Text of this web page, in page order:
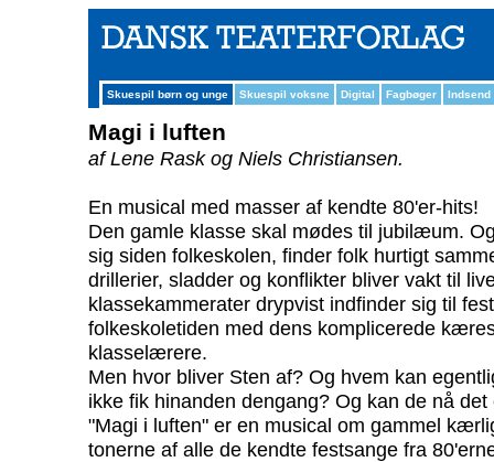
Skuespil børn og unge Skuespil voksne Digital Fagbøger Indsend
Magi i luften
af Lene Rask og Niels Christiansen.
En musical med masser af kendte 80'er-hits!
Den gamle klasse skal mødes til jubilæum.
sig siden folkeskolen, finder folk hurtigt
drillerier, sladder og konflikter bliver vakt til
klassekammerater drypvist indfinder sig til
folkeskoletiden med dens komplicerede
klasselærere.
Men hvor bliver Sten af? Og hvem kan
ikke fik hinanden dengang? Og kan de nå det
"Magi i luften" er en musical om gammel
tonerne af alle de kendte festsange fra